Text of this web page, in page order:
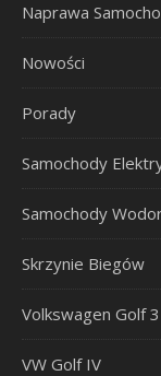
Naprawa
Nowości
Porady
Samochody
Samochody
Skrzynie Biegów
Volkswagen Golf 3
VW Golf IV